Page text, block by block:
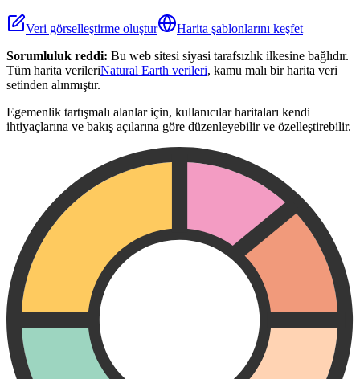
Veri görselleştirme oluştur
Harita şablonlarını keşfet
Sorumluluk reddi: Bu web sitesi siyasi tarafsızlık ilkesine bağlıdır.
Tüm harita verileriNatural Earth verileri, kamu malı bir harita veri
setinden alınmıştır.
Egemenlik tartışmalı alanlar için, kullanıcılar haritaları kendi
ihtiyaçlarına ve bakış açılarına göre düzenleyebilir ve özelleştirebilir.